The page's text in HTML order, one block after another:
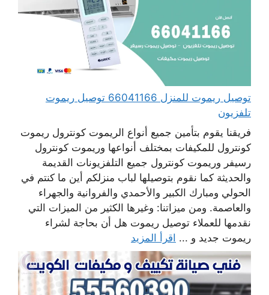
توصيل ريموت للمنزل 66041166 توصيل ريموت
تلفزيون
فريقنا يقوم بتأمين جميع أنواع الريموت كونترول ريموت
كونترول للمكيفات بمختلف أنواعها وريموت كونترول
رسيفر وريموت كونترول جميع التلفزيونات القديمة
والحديثة كما نقوم بتوصيلها لباب منزلكم أين ما كنتم في
الحولي ومبارك الكبير والأحمدي والفروانية والجهراء
والعاصمة. ومن ميزاتنا: وغيرها الكثير من الميزات التي
نقدمها للعملاء توصيل ريموت هل أن بحاجة لشراء
ريموت جديد و ... اقرأ المزيد